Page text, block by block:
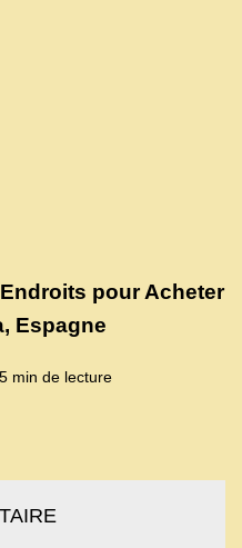
pour Acheter
Espagne
5 min de lecture